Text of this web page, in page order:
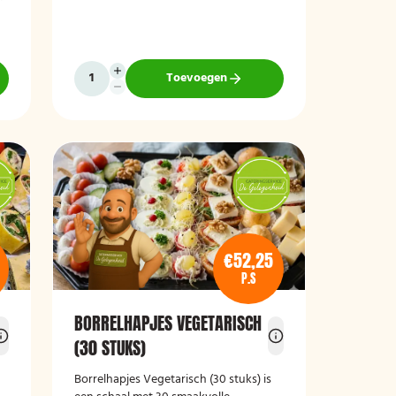
hapjes is deze schaal geschikt om een
grotere groep gasten te voorzien van
smakelijke en gevarieerde snacks.
Toevoegen
€52,25
P.S
BORRELHAPJES VEGETARISCH
(30 STUKS)
Borrelhapjes Vegetarisch (30 stuks)is